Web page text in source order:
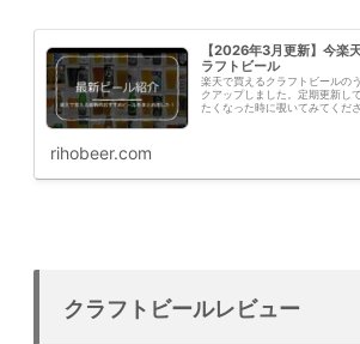
【2026年3月更新】今楽
ラフトビール
楽天で買えるクラフトビールの
クアップしました。定期更新し
たくなった時に覗いてみてくださ
rihobeer.com
クラフトビールレビュー